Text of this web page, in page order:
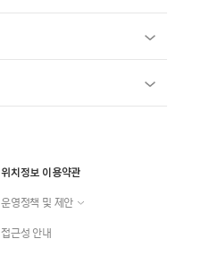
위치정보 이용약관
운영정책 및 제안
접근성 안내